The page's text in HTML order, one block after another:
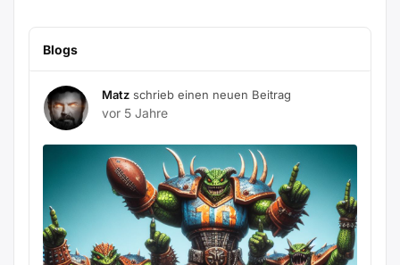
Blogs
Matz schrieb einen neuen Beitrag
vor 5 Jahre